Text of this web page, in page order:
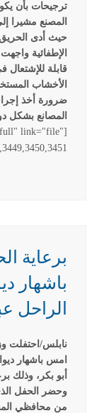
ترجيحات بأن
حيث أدى الحريق إلى
الإطفائية
قابلة للإشتعال
الأخشاب
ضرورة أخذ
المصانع بشكل
link="file"
برعاية
باشهار
الراحل
نابلس/احتفلت
امس باشهار
أبو بكر، وذلك
وحضر الحفل
من محافظي